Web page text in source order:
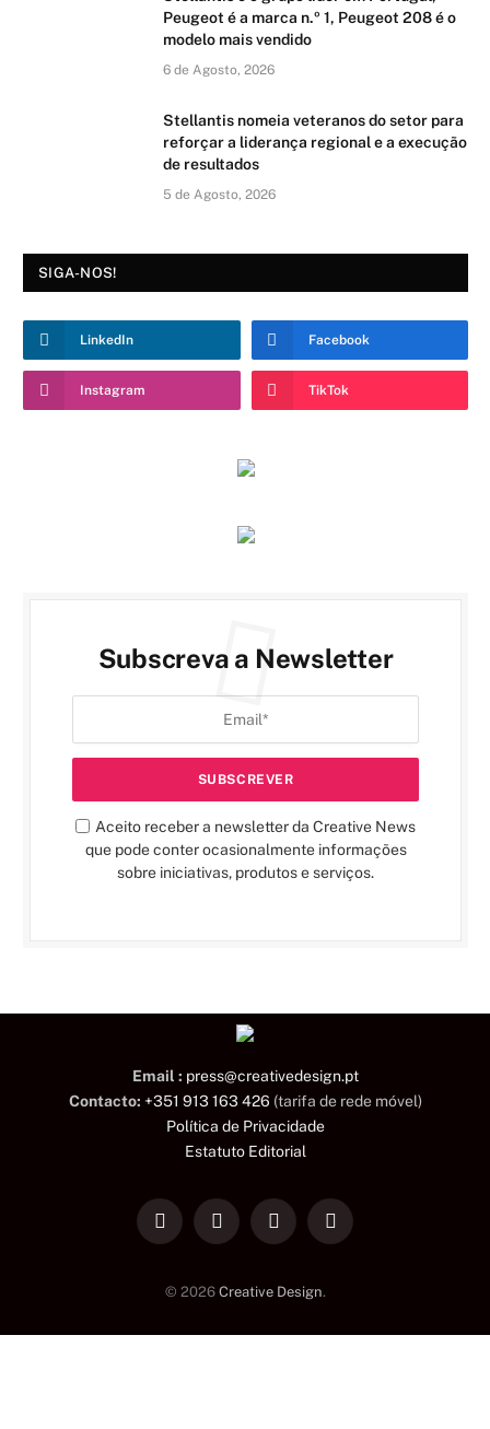
Peugeot é a marca n.º 1, Peugeot 208 é o
modelo mais vendido
6 de Agosto, 2026
Stellantis nomeia veteranos do setor para
reforçar a liderança regional e a execução
de resultados
5 de Agosto, 2026
SIGA-NOS!
LinkedIn Facebook
Instagram TikTok
Subscreva a Newsletter
Aceito receber a newsletter da Creative News
que pode conter ocasionalmente informações
sobre iniciativas, produtos e serviços.
Email : press@creativedesign.pt
Contacto: +351 913 163 426 (tarifa de rede móvel)
Política de Privacidade
Estatuto Editorial
LinkedInFacebookInstagramTikTok
© 2026 Creative Design.